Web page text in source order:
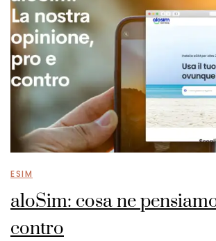
ESIM
aloSim: cosa ne
contro